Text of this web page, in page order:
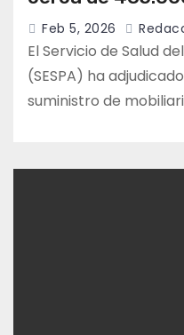
Feb 5, 2026
El Servicio de Salud
(SESPA) ha
suministro de